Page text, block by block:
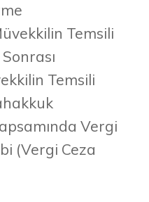
Temsili
Temsili
Vergi
(Vergi Ceza